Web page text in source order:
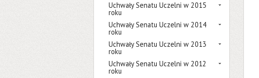
Uchwały Senatu Uczelni w 2015
roku
Uchwały Senatu Uczelni w 2014
roku
Uchwały Senatu Uczelni w 2013
roku
Uchwały Senatu Uczelni w 2012
roku